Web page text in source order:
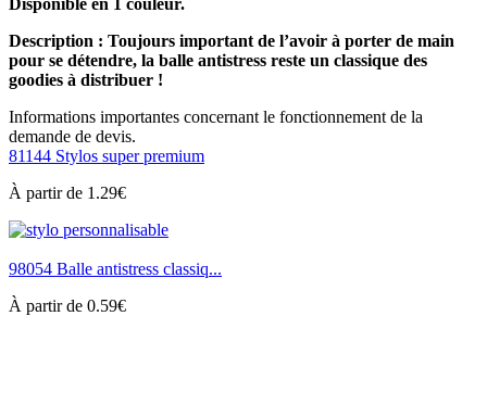
Disponible en 1 couleur.
Description : Toujours important de l’avoir à porter de main
pour se détendre, la balle antistress reste un classique des
goodies à distribuer !
Informations importantes concernant le fonctionnement de la
demande de devis.
81144 Stylos super premium
À partir de 1.29€
98054 Balle antistress classiq...
À partir de 0.59€